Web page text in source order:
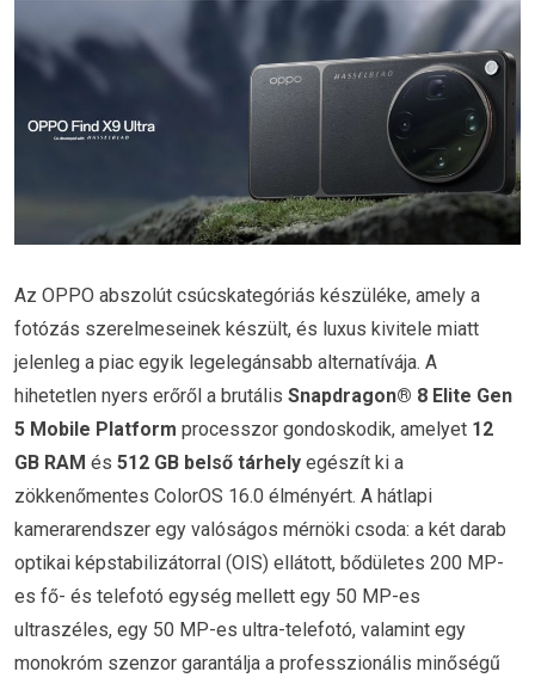
Az OPPO abszolút csúcskategóriás készüléke, amely a
fotózás szerelmeseinek készült, és luxus kivitele miatt
jelenleg a piac egyik legelegánsabb alternatívája. A
hihetetlen nyers erőről a brutális Snapdragon® 8 Elite Gen
5 Mobile Platform processzor gondoskodik, amelyet 12
GB RAM és 512 GB belső tárhely egészít ki a
zökkenőmentes ColorOS 16.0 élményért. A hátlapi
kamerarendszer egy valóságos mérnöki csoda: a két darab
optikai képstabilizátorral (OIS) ellátott, bődületes 200 MP-
es fő- és telefotó egység mellett egy 50 MP-es
ultraszéles, egy 50 MP-es ultra-telefotó, valamint egy
monokróm szenzor garantálja a professzionális minőségű